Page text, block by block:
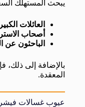
يبحث المستهلك
العائلات
أصحاب
الباحثون عن
بالإضافة إلى ذلك،
المعقدة.
عيوب غسالات